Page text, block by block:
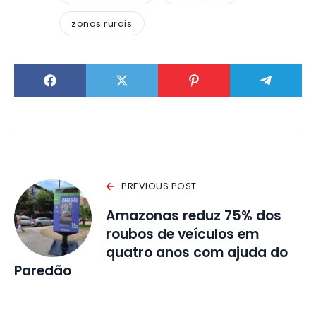
zonas rurais
PREVIOUS POST
Amazonas reduz 75% dos
roubos de veículos em
quatro anos com ajuda do
Paredão